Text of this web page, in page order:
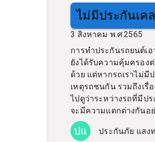
ไม่มีประกันเค
3 สิงหาคม พ.ศ.2565
การทำประกันรถยนต์เ
ยังได้รับความคุ้มครอง
ด้วย แต่หากรถเราไม่
เหตุรถชนกัน รวมถึงเรื่
ไปดูว่าระหว่างรถที่มีป
จะมีความแตกต่างกันอย่
ปแ ประกันภัย แสง